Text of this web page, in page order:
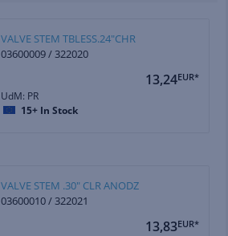
VALVE STEM TBLESS.24"CHR
03600009 / 322020
13,24EUR*
UdM: PR
15+ In Stock
VALVE STEM .30" CLR ANODZ
03600010 / 322021
13,83EUR*